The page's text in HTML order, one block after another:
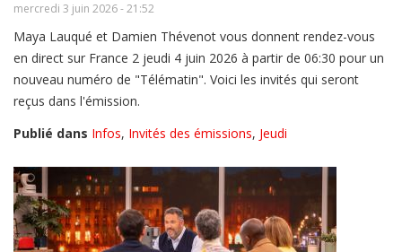
mercredi 3 juin 2026 - 21:52
Maya Lauqué et Damien Thévenot vous donnent rendez-vous
en direct sur France 2 jeudi 4 juin 2026 à partir de 06:30 pour un
nouveau numéro de "Télématin". Voici les invités qui seront
reçus dans l'émission.
Publié dans Infos, Invités des émissions, Jeudi